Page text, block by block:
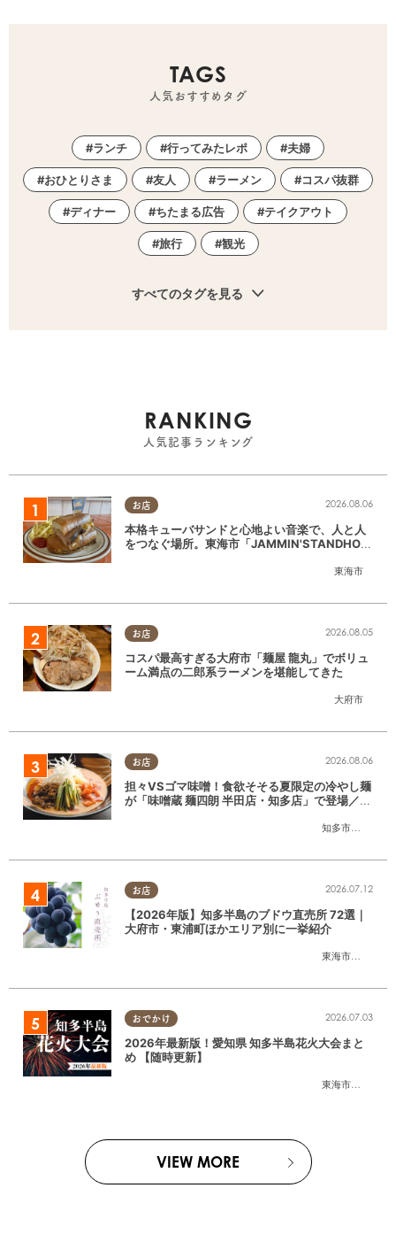
TAGS
人気おすすめタグ
ランチ 行ってみたレポ 夫婦
おひとりさま 友人 ラーメン コスパ抜群
ディナー ちたまる広告 テイクアウト
旅行 観光
すべてのタグを見る
RANKING
人気記事ランキング
お店
東海市
2026.08.06
本格キューバサンドと心地よい音楽で、人と人
をつなぐ場所。東海市「JAMMIN'STANDHOU
お店
大府市
2026.08.05
コスパ最高すぎる大府市「麺屋 龍丸」でボリュ
ーム満点の二郎系ラーメンを堪能してきた
お店
知多市
,半田市
2026.08.06
担々VSゴマ味噌！食欲そそる夏限定の冷やし麺
が「味噌蔵 麺四朗 半田店・知多店」で登場／ち
お店
東海市
,大府市
2026.07.12
【2026年版】知多半島のブドウ直売所 72選｜
大府市・東浦町ほかエリア別に一挙紹介
おでかけ
東海市
,大府市
2026.07.03
2026年最新版！愛知県 知多半島花火大会まと
め 【随時更新】
VIEW MORE